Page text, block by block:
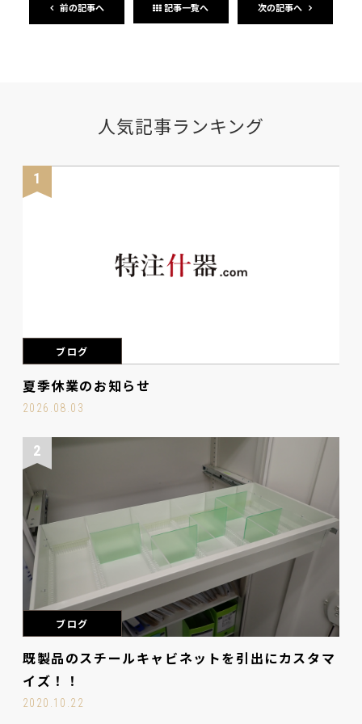
前の記事へ 記事一覧へ 次の記事へ
人気記事ランキング
1
ブログ
夏季休業のお知らせ
2026.08.03
2
ブログ
既製品のスチールキャビネットを引出にカスタマ
イズ！！
2020.10.22